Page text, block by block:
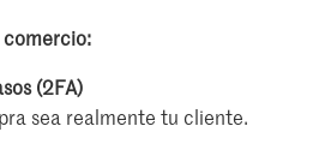
comercio:
(2FA)
sea realmente tu cliente.